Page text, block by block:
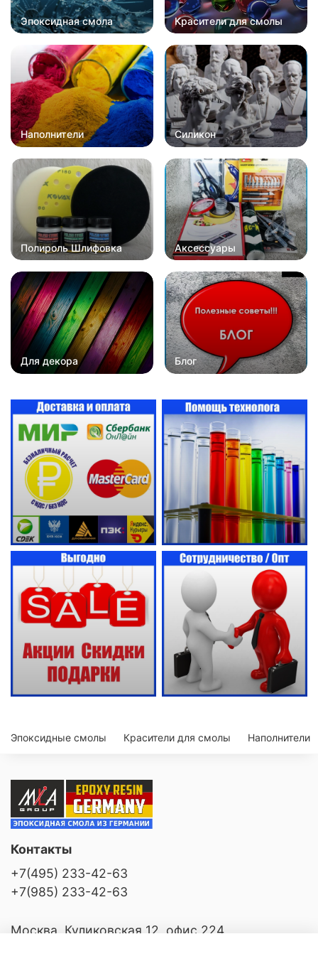
Эпоксидная смола Красители для смолы
Наполнители Силикон
Полироль Шлифовка Аксессуары
Для декора Блог
Эпоксидные смолы Красители для смолы Наполнители
Контакты
+7(495) 233-42-63
+7(985) 233-42-63
Москва, Куликовская 12, офис 224